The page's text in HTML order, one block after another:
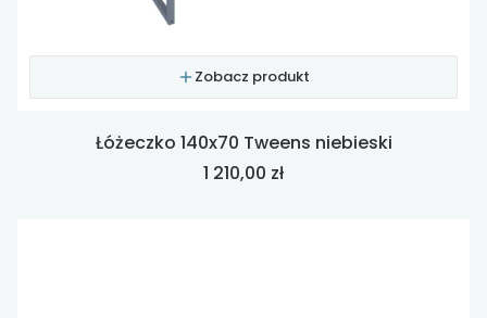
Zobacz produkt
Łóżeczko 140x70 Tweens niebieski
Cena
1 210,00 zł